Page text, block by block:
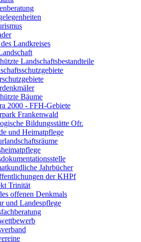
Landkreises
Landschaftsbestandteile
Bäume
2000 - FFH-Gebiete
Frankenwald
Bildungsstätte Ofr.
und Heimatpflege
Jahrbücher
der KHPf
Trinität
offenen Denkmals
und Landespflege